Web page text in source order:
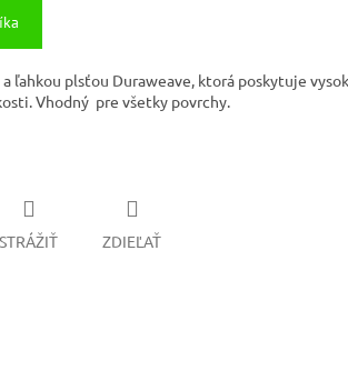
ľahkou plsťou Duraweave, ktorá poskytuje
Vhodný pre všetky povrchy.
STRÁŽIŤ ZDIEĽAŤ